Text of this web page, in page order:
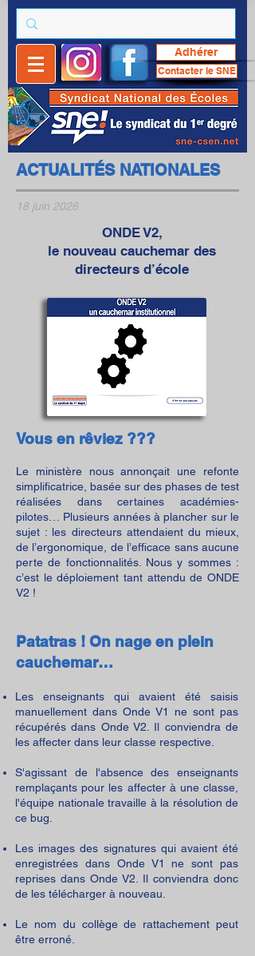
Adhérer
Contacter le SNE
ACTUALITÉS NATIONALES
18 juin 2026
ONDE V2,
le nouveau cauchemar des
directeurs d’école
Vous en rêviez ???
Le ministère nous annonçait une refonte
simplificatrice, basée sur des phases de test
réalisées dans certaines académies-
pilotes… Plusieurs années à plancher sur le
sujet : les directeurs attendaient du mieux,
de l’ergonomique, de l’efficace sans aucune
perte de fonctionnalités. Nous y sommes :
c’est le déploiement tant attendu de ONDE
V2 !
Patatras ! On nage en plein
cauchemar…
Les enseignants qui avaient été saisis
manuellement dans Onde V1 ne sont pas
récupérés dans Onde V2. Il conviendra de
les affecter dans leur classe respective.
S'agissant de l'absence des enseignants
remplaçants pour les affecter à une classe,
l'équipe nationale travaille à la résolution de
ce bug.
Les images des signatures qui avaient été
enregistrées dans Onde V1 ne sont pas
reprises dans Onde V2. Il conviendra donc
de les télécharger à nouveau.
Le nom du collège de rattachement peut
être erroné.